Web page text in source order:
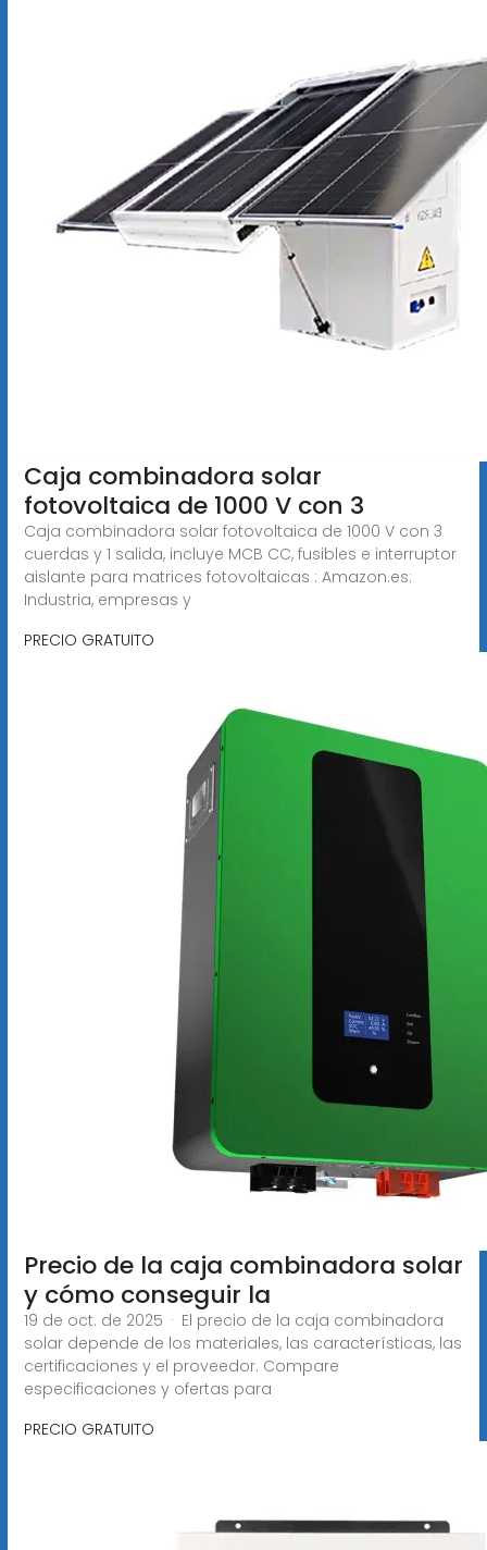
Caja combinadora solar
fotovoltaica de 1000 V con 3
Caja combinadora solar fotovoltaica de 1000 V con 3
cuerdas y 1 salida, incluye MCB CC, fusibles e interruptor
aislante para matrices fotovoltaicas : Amazon.es:
Industria, empresas y
PRECIO GRATUITO
Precio de la caja combinadora solar
y cómo conseguir la
19 de oct. de 2025 · El precio de la caja combinadora
solar depende de los materiales, las características, las
certificaciones y el proveedor. Compare
especificaciones y ofertas para
PRECIO GRATUITO